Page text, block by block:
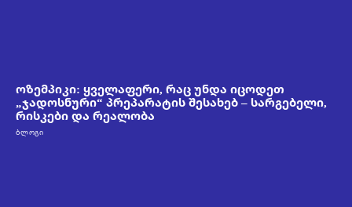
ოზემპიკი: ყველაფერი, რაც უნდა იცოდეთ
„ჯადოსნური“ პრეპარატის შესახებ – სარგებელი,
რისკები და რეალობა
ᲑᲚᲝᲒᲘ